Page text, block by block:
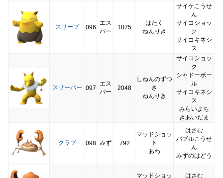
スリープ 096
エス
パー
1075
はたく
ねんりき
サイケこうせ
ん
サイコショッ
ク
サイコキネシ
ス
スリーパー 097
エス
パー
2048
しねんのずつ
き
ねんりき
サイコショッ
ク
シャドーボー
ル
サイコキネシ
ス
みらいよち
きあいだま
クラブ 098 みず 792
マッドショッ
ト
あわ
はさむ
バブルこうせ
ん
みずのはどう
マッドショッ はさむ